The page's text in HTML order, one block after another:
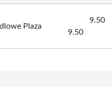
Plaza
9.50
9.50